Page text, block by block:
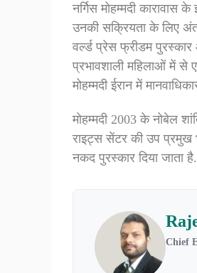
नर्गिस मोहम्मदी
उनकी सक्रियता के लिए
वर्ल्ड प्रेस फ्रीडम पुरस्कार
प्रभावशाली महिलाओं में से
मोहम्मदी ईरान में
मोहम्मदी 2003 के नोबेल
राइट्स सेंटर की उप प्रमुख
नकद पुरस्कार दिया जाता
Chief